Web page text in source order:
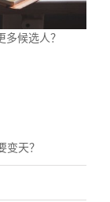
候选人？
天？